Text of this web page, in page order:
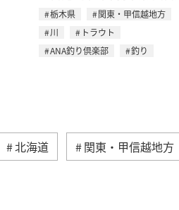
栃木県
関東・甲信越地方
川
トラウト
ANA釣り倶楽部
釣り
北海道 関東・甲信越地方